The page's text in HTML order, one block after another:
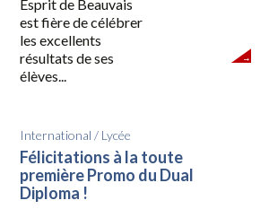
Esprit de Beauvais
est fière de célébrer
les excellents
résultats de ses
élèves...
International / Lycée
Félicitations à la toute
première Promo du Dual
Diploma !